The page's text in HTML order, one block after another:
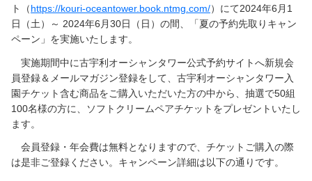
ト（https://kouri-oceantower.book.ntmg.com/）にて2024年6月1
日（土）～ 2024年6月30日（日）の間、「夏の予約先取りキャン
ペーン」を実施いたします。
実施期間中に古宇利オーシャンタワー公式予約サイトへ新規会
員登録＆メールマガジン登録をして、古宇利オーシャンタワー入
園チケット含む商品をご購入いただいた方の中から、抽選で50組
100名様の方に、ソフトクリームペアチケットをプレゼントいたし
ます。
会員登録・年会費は無料となりますので、チケットご購入の際
は是非ご登録ください。キャンペーン詳細は以下の通りです。